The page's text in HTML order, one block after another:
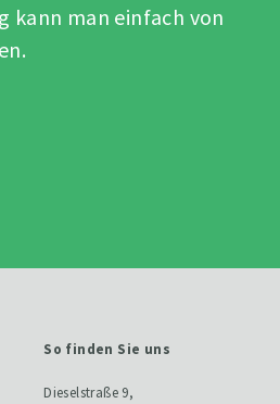
kann man einfach von
So finden Sie uns
Dieselstraße 9,